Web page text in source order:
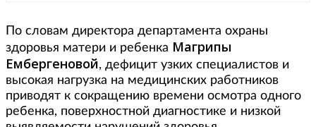
По словам директора департамента охраны
здоровья матери и ребенка Магрипы
Ембергеновой, дефицит узких специалистов и
высокая нагрузка на медицинских работников
приводят к сокращению времени осмотра одного
ребенка, поверхностной диагностике и низкой